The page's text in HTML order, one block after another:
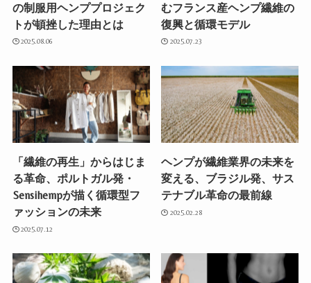
の制服用ヘンププロジェク
トが頓挫した理由とは
2025.08.06
むフランス産ヘンプ繊維の
復興と循環モデル
2025.07.23
「繊維の再生」からはじま
る革命、ポルトガル発・
Sensihempが描く循環型フ
ァッションの未来
2025.07.12
ヘンプが繊維業界の未来を
変える、ブラジル発、サス
テナブル革命の最前線
2025.02.28